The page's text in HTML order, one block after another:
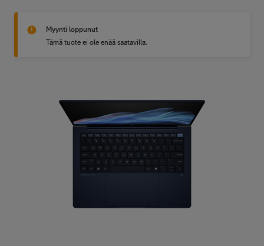
IT-palvelut
Minun Telia Yrityksille
Myynti loppunut
Tämä tuote ei ole enää saatavilla.